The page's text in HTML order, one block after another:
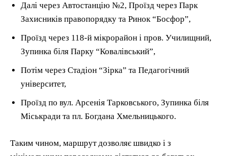
Далі через Автостанцію №2, Проїзд через Парк
Захисників правопорядку та Ринок “Босфор”,
Проїзд через 118-й мікрорайон і пров. Училищний,
Зупинка біля Парку “Ковалівський”,
Потім через Стадіон “Зірка” та Педагогічний
університет,
Проїзд по вул. Арсенія Тарковського, Зупинка біля
Міськради та пл. Богдана Хмельницького.
Таким чином, маршрут дозволяє швидко і з